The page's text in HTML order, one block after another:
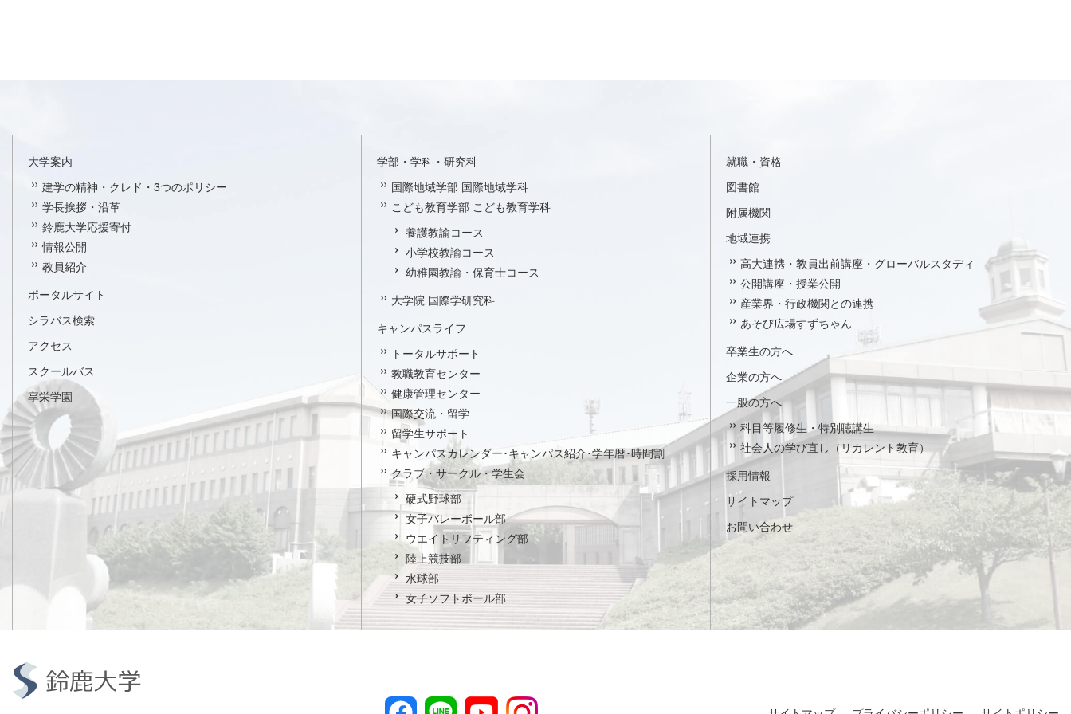
大学案内
建学の精神・クレド・3つのポリシー
学長挨拶・沿革
鈴鹿大学応援寄付
情報公開
教員紹介
ポータルサイト
シラバス検索
アクセス
スクールバス
享栄学園
学部・学科・研究科
国際地域学部 国際地域学科
こども教育学部 こども教育学科
養護教諭コース
小学校教諭コース
幼稚園教諭・保育士コース
大学院 国際学研究科
キャンパスライフ
トータルサポート
教職教育センター
健康管理センター
国際交流・留学
留学生サポート
キャンパスカレンダー･キャンパス紹介･学年暦･時間割
クラブ・サークル・学生会
硬式野球部
女子バレーボール部
ウエイトリフティング部
陸上競技部
水球部
女子ソフトボール部
就職・資格
図書館
附属機関
地域連携
高大連携・教員出前講座・グローバルスタディ
公開講座・授業公開
産業界・行政機関との連携
あそび広場すずちゃん
卒業生の方へ
企業の方へ
一般の方へ
科目等履修生・特別聴講生
社会人の学び直し（リカレント教育）
採用情報
サイトマップ
お問い合わせ